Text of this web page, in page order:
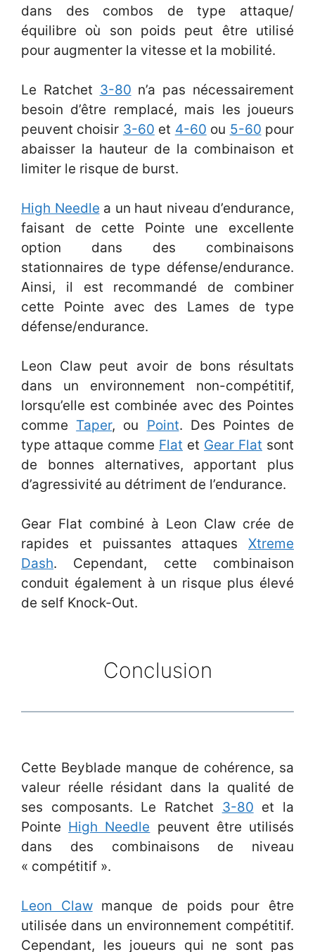
dans des combos de type attaque/
équilibre où son poids peut être utilisé
pour augmenter la vitesse et la mobilité.
Le Ratchet 3-80 n’a pas nécessairement
besoin d’être remplacé, mais les joueurs
peuvent choisir 3-60 et 4-60 ou 5-60 pour
abaisser la hauteur de la combinaison et
limiter le risque de burst.
High Needle a un haut niveau d’endurance,
faisant de cette Pointe une excellente
option dans des combinaisons
stationnaires de type défense/endurance.
Ainsi, il est recommandé de combiner
cette Pointe avec des Lames de type
défense/endurance.
Leon Claw peut avoir de bons résultats
dans un environnement non-compétitif,
lorsqu’elle est combinée avec des Pointes
comme Taper, ou Point. Des Pointes de
type attaque comme Flat et Gear Flat sont
de bonnes alternatives, apportant plus
d’agressivité au détriment de l’endurance.
Gear Flat combiné à Leon Claw crée de
rapides et puissantes attaques Xtreme
Dash. Cependant, cette combinaison
conduit également à un risque plus élevé
de self Knock-Out.
Conclusion
Cette Beyblade manque de cohérence, sa
valeur réelle résidant dans la qualité de
ses composants. Le Ratchet 3-80 et la
Pointe High Needle peuvent être utilisés
dans des combinaisons de niveau
« compétitif ».
Leon Clawmanque de poids pour être
utilisée dans un environnement compétitif.
Cependant, les joueurs qui ne sont pas